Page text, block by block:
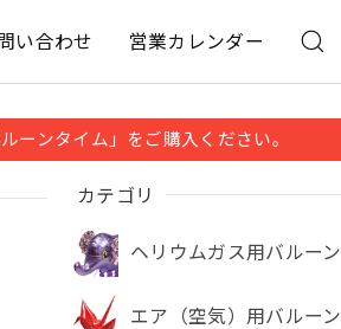
い合わせ 営業カレンダー
ンタイム」をご購入ください。
カテゴリ
ヘリウムガス用バルーン
エア（空気）用バルーン